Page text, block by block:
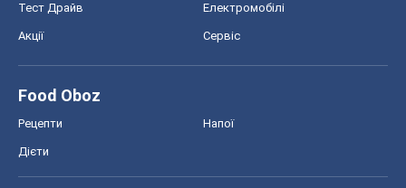
Тест Драйв Електромобілі
Акції Сервіс
Food Oboz
Рецепти Напої
Дієти